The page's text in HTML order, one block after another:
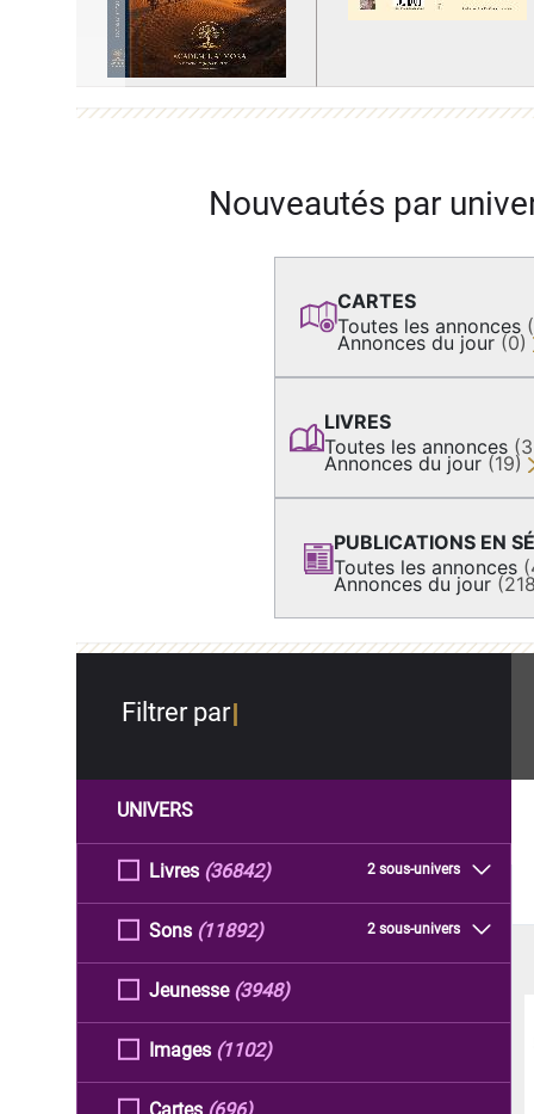
Nouveautés par
CARTES
Toutes les annonces
Annonces du jour (0)
LIVRES
Toutes les annonces
Annonces du jour (19)
PUBLICATIONS EN
Toutes les annonces
Annonces du jour
Filtrer par
UNIVERS
Livres 2 sous-univers
(36842)
Sons 2 sous-univers
(11892)
Jeunesse (3948)
Images (1102)